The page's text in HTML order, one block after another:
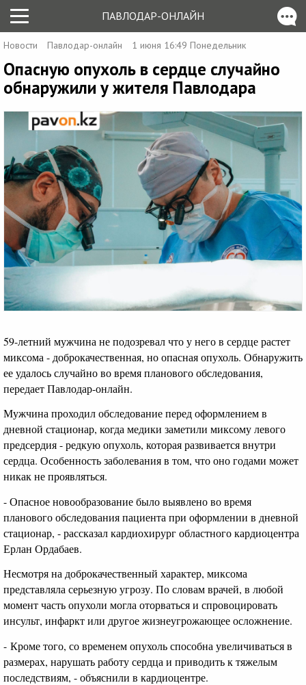
ПАВЛОДАР-ОНЛАЙН
Новости Павлодар-онлайн 1 июня 16:49 Понедельник
Опасную опухоль в сердце случайно
обнаружили у жителя Павлодара
59-летний мужчина не подозревал что у него в сердце растет
миксома - доброкачественная, но опасная опухоль. Обнаружить
ее удалось случайно во время планового обследования,
передает Павлодар-онлайн.
Мужчина проходил обследование перед оформлением в
дневной стационар, когда медики заметили миксому левого
предсердия - редкую опухоль, которая развивается внутри
сердца. Особенность заболевания в том, что оно годами может
никак не проявляться.
- Опасное новообразование было выявлено во время
планового обследования пациента при оформлении в дневной
стационар, - рассказал кардиохирург областного кардиоцентра
Ерлан Ордабаев.
Несмотря на доброкачественный характер, миксома
представляла серьезную угрозу. По словам врачей, в любой
момент часть опухоли могла оторваться и спровоцировать
инсульт, инфаркт или другое жизнеугрожающее осложнение.
- Кроме того, со временем опухоль способна увеличиваться в
размерах, нарушать работу сердца и приводить к тяжелым
последствиям, - объяснили в кардиоцентре.